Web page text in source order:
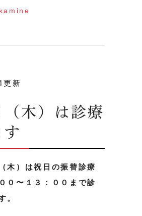
新
（木）は診療
す
木）は祝日の振替診療
０〜１３：００まで診
。